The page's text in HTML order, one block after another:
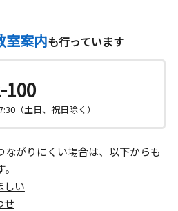
室案内も行っています
100
（土日、祝日除く）
ながりにくい場合は、以下からも
しい
せ